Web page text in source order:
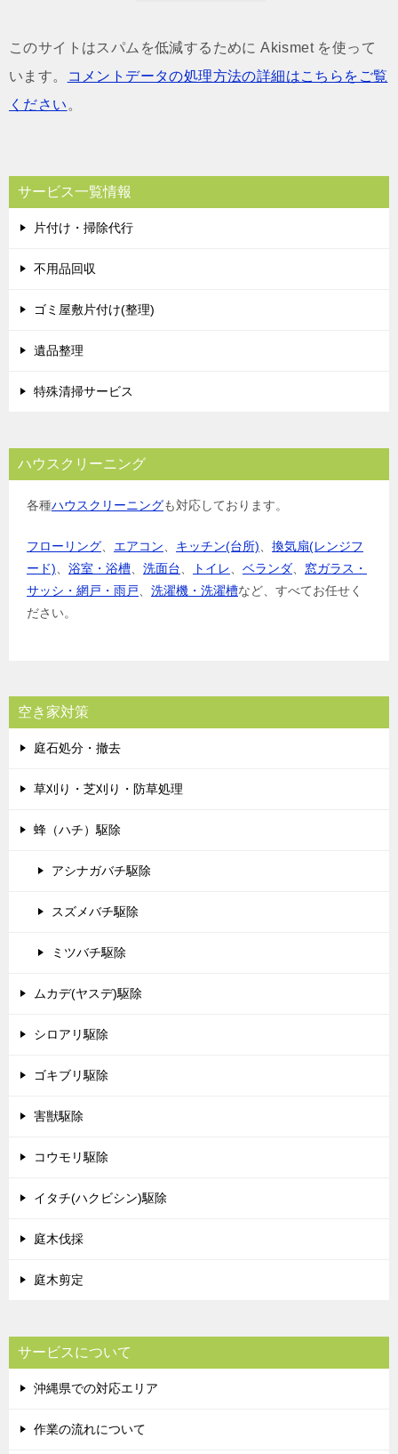
このサイトはスパムを低減するために Akismet を使って
います。
コメントデータの処理方法の詳細はこちらをご覧
ください 。
サービス一覧情報
片付け・掃除代行
不用品回収
ゴミ屋敷片付け(整理)
遺品整理
特殊清掃サービス
ハウスクリーニング
各種ハウスクリーニングも対応しております。
フローリング エアコン キッチン(台所)
換気扇(レンジフ
ード)
浴室・浴槽 洗面台 トイレ ベランダ
窓ガラス・
サッシ・網戸・雨戸
洗濯機・洗濯槽など、すべてお任せく
ださい。
空き家対策
庭石処分・撤去
草刈り・芝刈り・防草処理
蜂（ハチ）駆除
アシナガバチ駆除
スズメバチ駆除
ミツバチ駆除
ムカデ(ヤスデ)駆除
シロアリ駆除
ゴキブリ駆除
害獣駆除
コウモリ駆除
イタチ(ハクビシン)駆除
庭木伐採
庭木剪定
サービスについて
沖縄県での対応エリア
作業の流れについて